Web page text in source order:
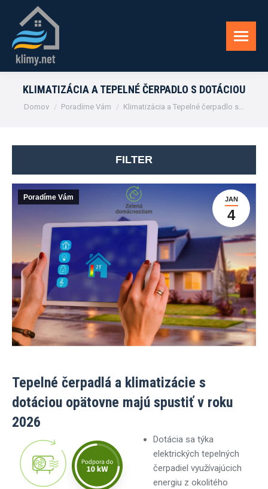
KLIMATIZÁCIA A TEPELNÉ ČERPADLO S DOTÁCIOU
You are here:
Domov Poradíme Vám Klimatizácia a Tepelné čerpadlo s…
JAN
4
Poradíme Vám
Tepelné čerpadlá a klimatizácie s
dotáciou opätovne majú spustiť v roku
2026
Dotácia sa týka
elektrických tepelných
čerpadiel využívajúcich
energiu z okolitého
FILTER